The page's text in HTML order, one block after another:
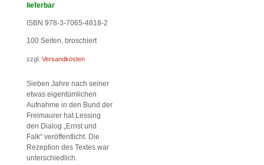
lieferbar
ISBN 978-3-7065-4818-2
100 Seiten, broschiert
zzgl. Versandkosten
Sieben Jahre nach seiner
etwas eigentümlichen
Aufnahme in den Bund der
Freimaurer hat Lessing
den Dialog „Ernst und
Falk“ veröffentlicht. Die
Rezeption des Textes war
unterschiedlich.